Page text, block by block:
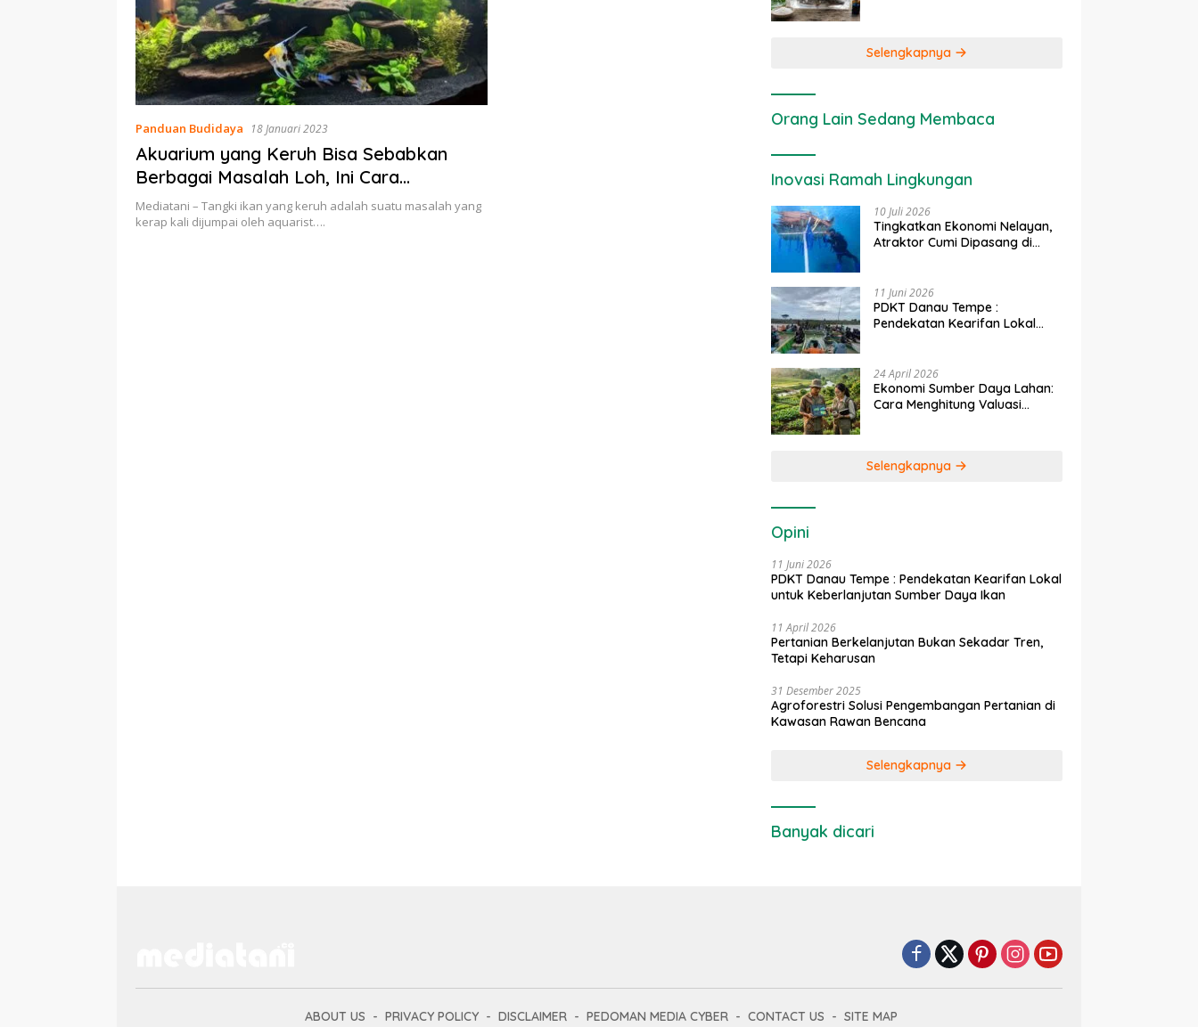
Panduan Budidaya 18 Januari 2023
Akuarium yang Keruh Bisa Sebabkan
Berbagai Masalah Loh, Ini Cara
Mengatasinya
Mediatani – Tangki ikan yang keruh adalah suatu masalah yang
kerap kali dijumpai oleh aquarist….
Selengkapnya
Orang Lain Sedang Membaca
Inovasi Ramah Lingkungan
10 Juli 2026
Tingkatkan Ekonomi Nelayan,
Atraktor Cumi Dipasang di
11 Juni 2026
PDKT Danau Tempe :
Pendekatan Kearifan Lokal
24 April 2026
Ekonomi Sumber Daya Lahan:
Cara Menghitung Valuasi
Selengkapnya
Opini
11 Juni 2026
PDKT Danau Tempe : Pendekatan Kearifan Lokal
untuk Keberlanjutan Sumber Daya Ikan
11 April 2026
Pertanian Berkelanjutan Bukan Sekadar Tren,
Tetapi Keharusan
31 Desember 2025
Agroforestri Solusi Pengembangan Pertanian di
Kawasan Rawan Bencana
Selengkapnya
Banyak dicari
ABOUT US PRIVACY POLICY DISCLAIMER PEDOMAN MEDIA CYBER CONTACT US SITE MAP